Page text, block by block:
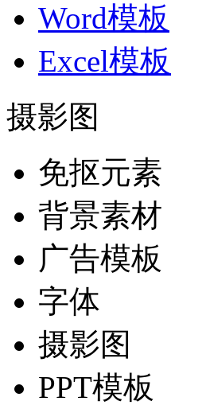
Word模板
Excel模板
摄影图
免抠元素
背景素材
广告模板
字体
摄影图
PPT模板